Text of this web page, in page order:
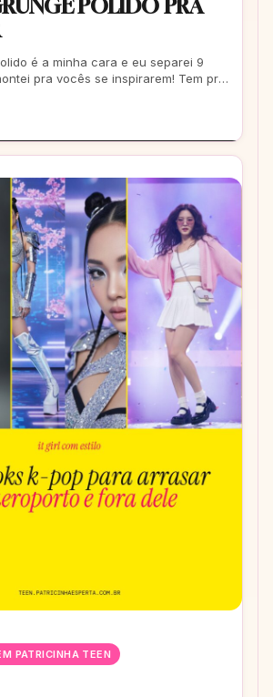
POLIDO PRA
é a minha cara e eu separei 9
pra vocês se inspirarem! Tem pra
PATRICINHA TEEN